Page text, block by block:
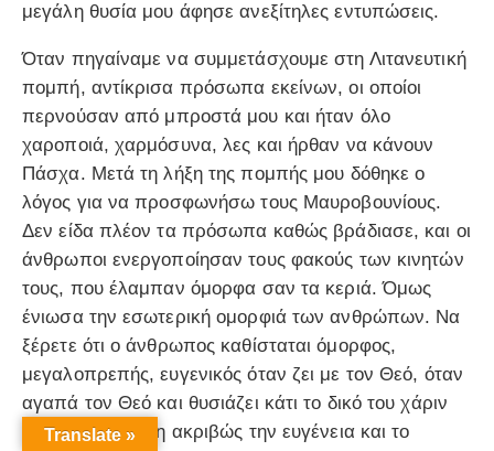
μεγάλη θυσία μου άφησε ανεξίτηλες εντυπώσεις.
Όταν πηγαίναμε να συμμετάσχουμε στη Λιτανευτική
πομπή, αντίκρισα πρόσωπα εκείνων, οι οποίοι
περνούσαν από μπροστά μου και ήταν όλο
χαροποιά, χαρμόσυνα, λες και ήρθαν να κάνουν
Πάσχα. Μετά τη λήξη της πομπής μου δόθηκε ο
λόγος για να προσφωνήσω τους Μαυροβουνίους.
Δεν είδα πλέον τα πρόσωπα καθώς βράδιασε, και οι
άνθρωποι ενεργοποίησαν τους φακούς των κινητών
τους, που έλαμπαν όμορφα σαν τα κεριά. Όμως
ένιωσα την εσωτερική ομορφιά των ανθρώπων. Να
ξέρετε ότι ο άνθρωπος καθίσταται όμορφος,
μεγαλοπρεπής, ευγενικός όταν ζει με τον Θεό, όταν
αγαπά τον Θεό και θυσιάζει κάτι το δικό του χάριν
του Θεού. Εκείνη ακριβώς την ευγένεια και το
Translate »